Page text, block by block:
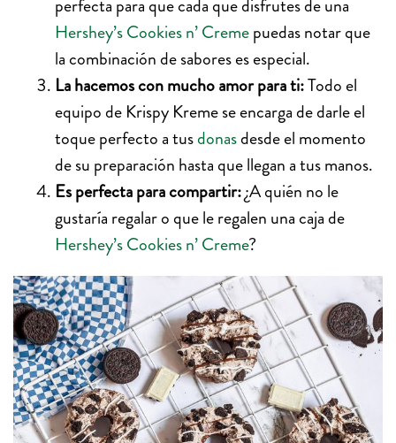
perfecta para que cada que disfrutes de una
Hershey’s Cookies n’ Cremepuedas notar que
la combinación de sabores es especial.
La hacemos con mucho amor para ti:Todo el
equipo de Krispy Kreme se encarga de darle el
toque perfecto a tusdonasdesde el momento
de su preparación hasta que llegan a tus manos.
Es perfecta para compartir:¿A quién no le
gustaría regalar o que le regalen una caja de
Hershey’s Cookies n’ Creme?